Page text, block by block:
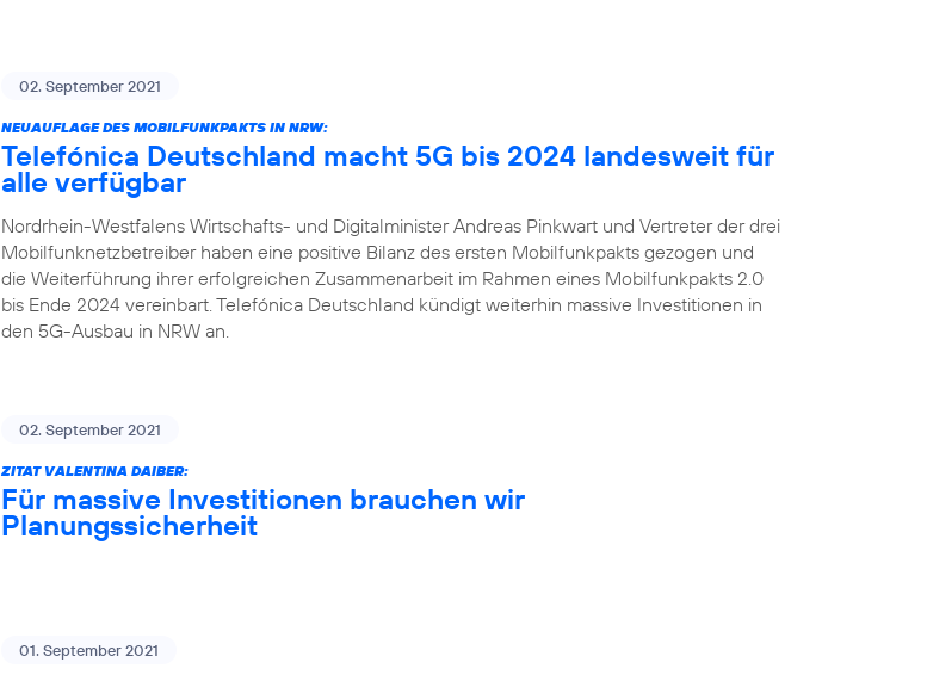
02. September 2021
NEUAUFLAGE DES MOBILFUNKPAKTS IN NRW:
Telefónica Deutschland macht 5G bis 2024 landesweit für
alle verfügbar
Nordrhein-Westfalens Wirtschafts- und Digitalminister Andreas Pinkwart und Vertreter der drei
Mobilfunknetzbetreiber haben eine positive Bilanz des ersten Mobilfunkpakts gezogen und
die Weiterführung ihrer erfolgreichen Zusammenarbeit im Rahmen eines Mobilfunkpakts 2.0
bis Ende 2024 vereinbart. Telefónica Deutschland kündigt weiterhin massive Investitionen in
den 5G-Ausbau in NRW an.
02. September 2021
ZITAT VALENTINA DAIBER:
Für massive Investitionen brauchen wir
Planungssicherheit
01. September 2021